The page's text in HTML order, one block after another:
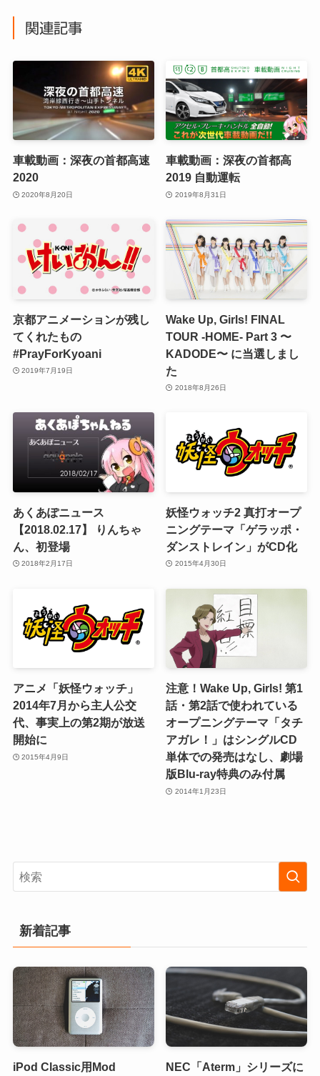
関連記事
車載動画：深夜の首都高速
2020
2020年8月20日
車載動画：深夜の首都高
2019 自動運転
2019年8月31日
京都アニメーションが残し
てくれたもの
#PrayForKyoani
2019年7月19日
Wake Up, Girls! FINAL
TOUR -HOME- Part 3 〜
KADODE〜 に当選しまし
た
2018年8月26日
あくあぽニュース
【2018.02.17】 りんちゃ
ん、初登場
2018年2月17日
妖怪ウォッチ2 真打オープ
ニングテーマ「ゲラッポ・
ダンストレイン」がCD化
2015年4月30日
アニメ「妖怪ウォッチ」
2014年7月から主人公交
代、事実上の第2期が放送
開始に
2015年4月9日
注意！Wake Up, Girls! 第1
話・第2話で使われている
オープニングテーマ「タチ
アガレ！」はシングルCD
単体での発売はなし、劇場
版Blu-ray特典のみ付属
2014年1月23日
新着記事
iPod Classic用Mod
NEC「Aterm」シリーズに